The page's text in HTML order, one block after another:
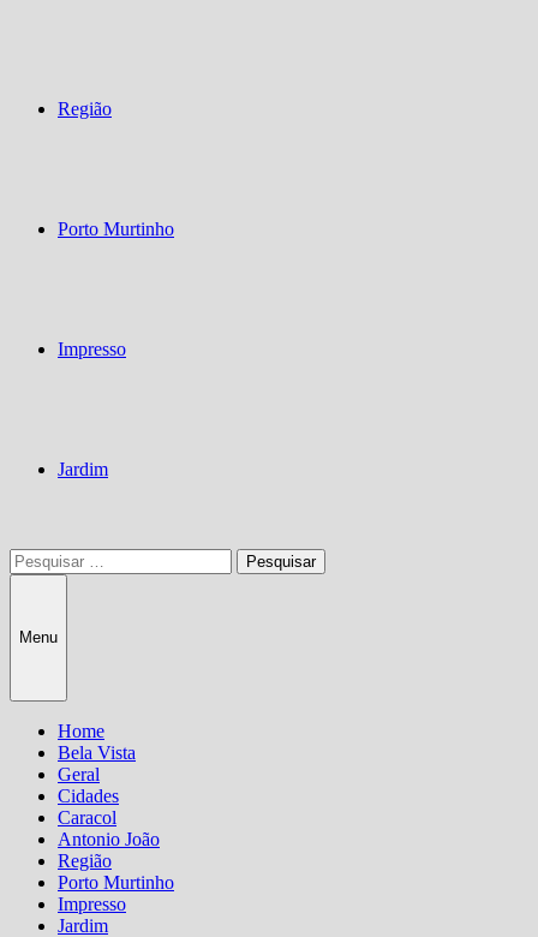
Região
Porto Murtinho
Impresso
Jardim
Pesquisar
por:
Menu
Home
Bela Vista
Geral
Cidades
Caracol
Antonio João
Região
Porto Murtinho
Impresso
Jardim